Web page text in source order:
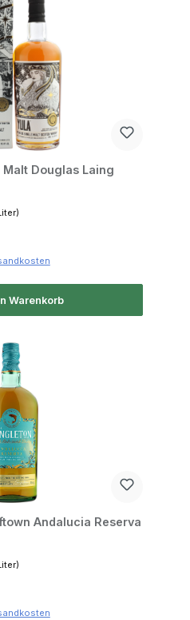
Douglas Laing
Warenkorb
Andalucia Reserva